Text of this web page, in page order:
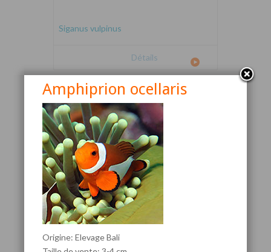
Siganus vulpinus
Détails
Canthigaster valentini
Amphiprion ocellaris
Origine: Elevage Bali